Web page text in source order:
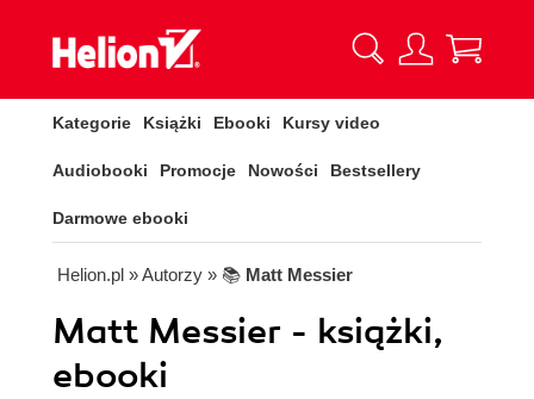
Kategorie Książki Ebooki Kursy video
Audiobooki Promocje Nowości Bestsellery
Darmowe ebooki
Helion.pl » Autorzy » 📚 Matt Messier
Matt Messier - książki,
ebooki